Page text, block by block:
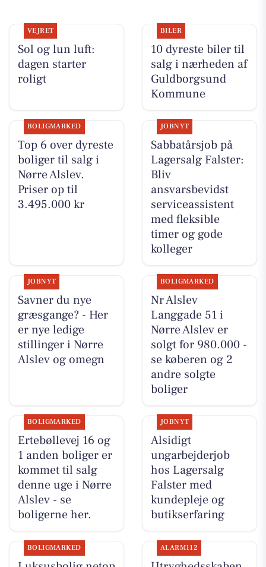
VEJRET
Sol og lun luft:
dagen starter
roligt
BILER
10 dyreste biler til
salg i nærheden af
Guldborgsund
Kommune
BOLIGMARKED
Top 6 over dyreste
boliger til salg i
Nørre Alslev.
Priser op til
3.495.000 kr
JOBNYT
Sabbatårsjob på
Lagersalg Falster:
Bliv
ansvarsbevidst
serviceassistent
med fleksible
timer og gode
kolleger
JOBNYT
Savner du nye
græsgange? - Her
er nye ledige
stillinger i Nørre
Alslev og omegn
BOLIGMARKED
Nr Alslev
Langgade 51 i
Nørre Alslev er
solgt for 980.000 -
se køberen og 2
andre solgte
boliger
BOLIGMARKED
Ertebøllevej 16 og
1 anden boliger er
kommet til salg
denne uge i Nørre
Alslev - se
boligerne her.
JOBNYT
Alsidigt
ungarbejderjob
hos Lagersalg
Falster med
kundepleje og
butikserfaring
BOLIGMARKED ALARM112